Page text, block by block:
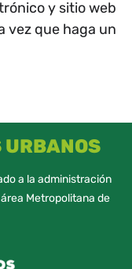
y sitio web
vez que haga un
URBANOS
a la administración
Metropolitana de